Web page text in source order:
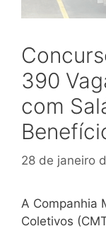
390
com
28 de janeiro
A Companhia
Coletivos